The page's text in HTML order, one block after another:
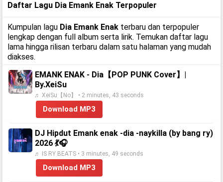
Daftar Lagu Dia Emank Enak Terpopuler
Kumpulan lagu Dia Emank Enak terbaru dan terpopuler
lengkap dengan full album serta lirik. Temukan daftar lagu
lama hingga rilisan terbaru dalam satu halaman yang mudah
diakses.
EMANK ENAK - Dia【POP PUNK Cover】|
By.XeiSu
♬ XeiSu【No】 • 2 minutes, 43 seconds
Download MP3
DJ Hipdut Emank enak -dia -naykilla (by bang ry)
2026 💃🎧
♬ IS RY BEATS • 3 minutes, 49 seconds
Download MP3